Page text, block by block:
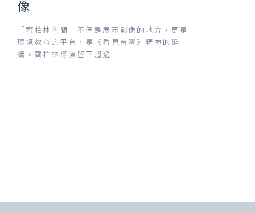
像
「齊柏林空間」不僅是展示影像的地方，更是
環境教育的平台，是《看見台灣》精神的延
續。齊柏林導演留下超過...